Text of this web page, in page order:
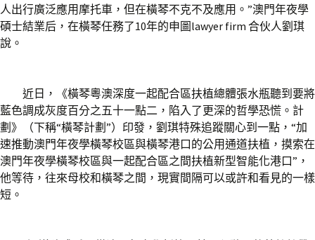
人出行廣泛應用摩托車，但在橫琴不克不及應用。”澳門年夜學
碩士結業后，在橫琴任務了10年的申圖lawyer firm 合伙人劉琪
說。
近日，《橫琴粵澳深度一起配合區扶植總體張水瓶聽到要將
藍色調成灰度百分之五十一點二，陷入了更深的哲學恐慌。計
劃》（下稱“橫琴計劃”）印發，劉琪特殊追蹤關心到一點，“加
速推動澳門年夜學橫琴校區與橫琴港口的公用通道扶植，摸索在
澳門年夜學橫琴校區與一起配合區之間扶植新型智能化港口”，
他等待，往來母校和橫琴之間，現實間隔可以或許和看見的一樣
短。